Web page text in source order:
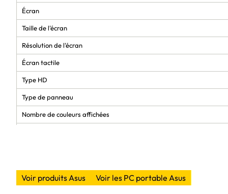
Écran
Taille de l'écran
Résolution de l'écran
Écran tactile
Type HD
Type de panneau
Nombre de couleurs affichées
Luminosité d’affichage maximum (HDR)
Voir produits Asus Voir les PC portable Asus